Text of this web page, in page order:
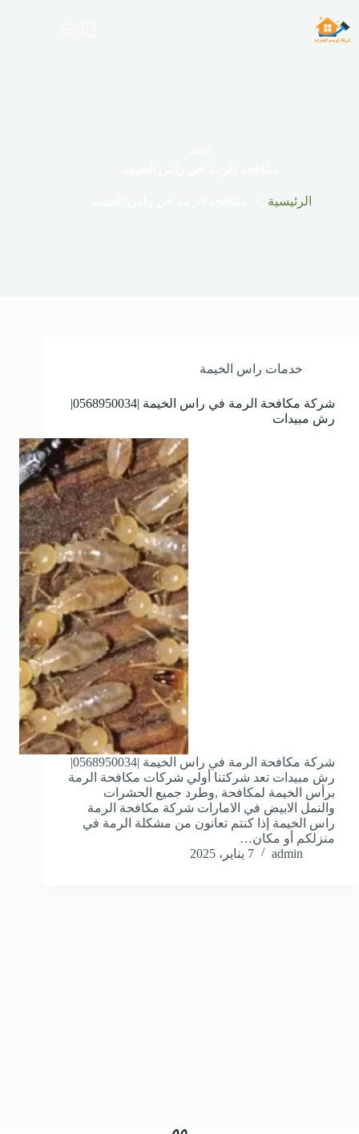
إلى
المحتوى
الرئيسية
خدمات راس الخيمة
شركة مكافحة الرمة في راس الخيمة |0568950034|
رش مبيدات
شركة مكافحة الرمة في راس الخيمة |0568950034|
رش مبيدات تعد شركتنا أولي شركات مكافحة الرمة
برأس الخيمة لمكافحة ,وطرد جميع الحشرات
والنمل الابيض في الامارات شركة مكافحة الرمة
راس الخيمة إذا كنتم تعانون من مشكلة الرمة في
منزلكم أو مكان…
admin
7 يناير، 2025